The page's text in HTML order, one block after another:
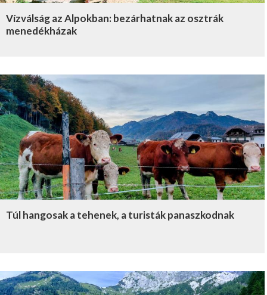
Vízválság az Alpokban: bezárhatnak az osztrák
menedékházak
Túl hangosak a tehenek, a turisták panaszkodnak